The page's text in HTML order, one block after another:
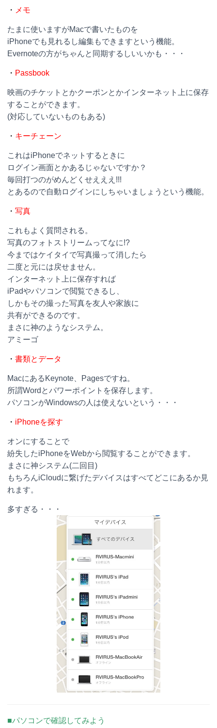
・ メモ
たまに使いますがMacで書いたものを
iPhoneでも見れるし編集もできますという機能。
Evernoteの方がちゃんと同期するしいいかも・・・
・ Passbook
映画のチケットとかクーポンとかインターネット上に保存
することができます。
(対応していないものもある)
・ キーチェーン
これはiPhoneでネットするときに
ログイン画面とかあるじゃないですか？
毎回打つのがめんどくせえええ!!!
とあるので自動ログインにしちゃいましょうという機能。
・ 写真
これもよく質問される。
写真のフォトストリームってなに!?
今まではケイタイで写真撮って消したら
二度と元には戻せません。
インターネット上に保存すれば
iPadやパソコンで閲覧できるし、
しかもその撮った写真を友人や家族に
共有ができるのです。
まさに神のようなシステム。
アミーゴ
・ 書類とデータ
MacにあるKeynote、Pagesですね。
所謂Wordとパワーポイントを保存します。
パソコンがWindowsの人は使えないという・・・
・ iPhoneを探す
オンにすることで
紛失したiPhoneをWebから閲覧することができます。
まさに神システム(二回目)
もちろんiCloudに繋げたデバイスはすべてどこにあるか見
れます。
多すぎる・・・
■パソコンで確認してみよう